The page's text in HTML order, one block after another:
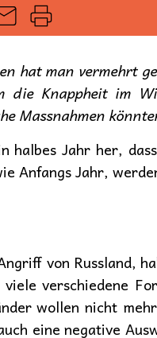
hat man vermehrt
die Knappheit im
Massnahmen
halbes Jahr her,
Anfangs Jahr,
von Russland,
verschiedene
wollen nicht
eine negative